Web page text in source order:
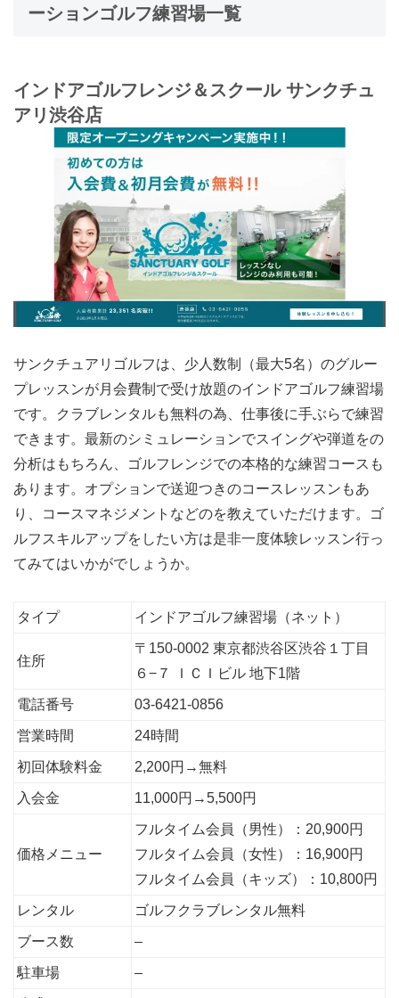
ーションゴルフ練習場一覧
インドアゴルフレンジ＆スクール サンクチュ
アリ渋谷店
サンクチュアリゴルフは、少人数制（最大5名）のグルー
プレッスンが月会費制で受け放題のインドアゴルフ練習場
です。クラブレンタルも無料の為、仕事後に手ぶらで練習
できます。最新のシミュレーションでスイングや弾道をの
分析はもちろん、ゴルフレンジでの本格的な練習コースも
あります。オプションで送迎つきのコースレッスンもあ
り、コースマネジメントなどのを教えていただけます。ゴ
ルフスキルアップをしたい方は是非一度体験レッスン行っ
てみてはいかがでしょうか。
タイプ インドアゴルフ練習場（ネット）
住所
〒150-0002 東京都渋谷区渋谷１丁目
６−７ ＩＣＩビル 地下1階
電話番号 03-6421-0856
営業時間 24時間
初回体験料金 2,200円→無料
入会金 11,000円→5,500円
価格メニュー
フルタイム会員（男性）：20,900円
フルタイム会員（女性）：16,900円
フルタイム会員（キッズ）：10,800円
レンタル ゴルフクラブレンタル無料
ブース数 –
駐車場 –